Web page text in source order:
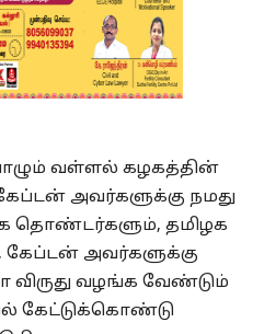
வள்ளல் கழகத்தின்
அவர்களுக்கு நமது
தொண்டர்களும், தமிழக
கேப்டன் அவர்களுக்கு
விருது வழங்க வேண்டும்
கேட்டுக்கொண்டு